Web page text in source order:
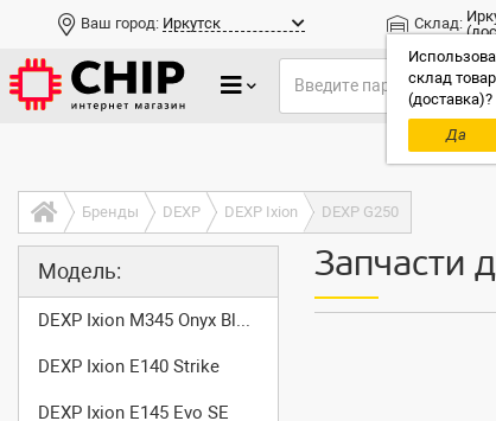
Ваш город: Иркутск Склад:
склад
(доставка)?
Да
Бренды DEXP DEXP Ixion DEXP G250
Модель:
DEXP Ixion M345 Onyx Black
DEXP Ixion E140 Strike
DEXP Ixion E145 Evo SE
Запчасти